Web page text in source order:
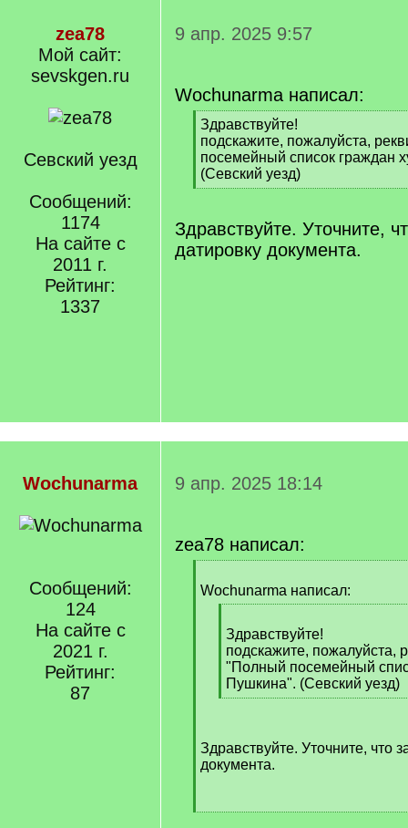
zea78
Мой сайт:
sevskgen.ru
Севский уезд
Сообщений:
1174
На сайте с
2011 г.
Рейтинг:
1337
9 апр. 2025 9:57
Wochunarma написал:
[
q
]
Здравствуйте!
подскажите, пожалуйста,
посемейный список граждан
(Севский уезд)
[
q
]
Здравствуйте. Уточните,
датировку документа.
Wochunarma
Сообщений:
124
На сайте с
2021 г.
Рейтинг:
87
9 апр. 2025 18:14
zea78 написал:
q
Wochunarma написал:
q
]
Здравствуйте!
подскажите, пожалуйста,
"Полный посемейный
Пушкина". (Севский уезд)
[
]
Здравствуйте. Уточните, что
документа.
[